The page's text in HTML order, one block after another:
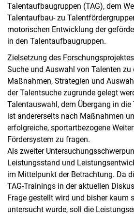
"ballstars I": Ballsportgruppen im
und wissenschaftliche Begleitung eines
"stark bewegt" - Evaluation einer
Bildungsmaßnahme für
Analyse und Wirksamkeit von
der Schulpraktischen Studien
Entwicklung von Inklusivem
aktueller Bildungsstandards und
Kompetenzvermittlung
Onlinebasierte Unterrichtsauswertung im
Schulpraktischen Studien Fach Sport
Sport- und Freizeitverhalten von Kindern
(Bock auf Bewegung)
Development of motor skills and social
childhood. An intercultural comparison of
children at kindergarten
Qualitätsentwicklung an den
Leistungssports im hessischen
Talentförderung"
Entwicklungsförderung durch Bewegung
Kitas"
Talentaufbaugruppen (TAG), dem
Talentaufbau- zu
motorischen Entwicklung der
in den Talentaufbaugruppen.
Zielsetzung des
Suche und Auswahl von Talenten zu
Maßnahmen, Strategien und
der Talentsuche zugrunde gelegt
Talentauswahl, dem Übergang in
ist andererseits nach Maßnahmen
erfolgreiche, sportartbezogene
Fördersystem zu fragen.
Als zweiter
Leistungsstand und
im Mittelpunkt der Betrachtung. Da
TAG-Trainings in der aktuellen
Frage gestellt wird und bisher kaum
untersucht wurde, soll die